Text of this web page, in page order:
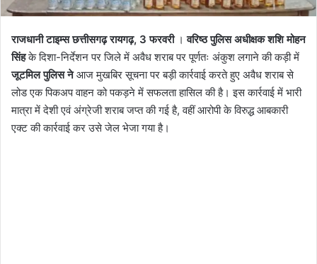
राजधानी टाइम्स छत्तीसगढ़ रायगढ़, 3 फरवरी।वरिष्ठ पुलिस अधीक्षक शशि मोहन
सिंहके दिशा-निर्देशन पर जिले में अवैध शराब पर पूर्णतः अंकुश लगाने की कड़ी में
जूटमिल पुलिस नेआज मुखबिर सूचना पर बड़ी कार्रवाई करते हुए अवैध शराब से
लोड एक पिकअप वाहन को पकड़ने में सफलता हासिल की है। इस कार्रवाई में भारी
मात्रा में देशी एवं अंग्रेजी शराब जप्त की गई है, वहीं आरोपी के विरुद्ध आबकारी
एक्ट की कार्रवाई कर उसे जेल भेजा गया है।